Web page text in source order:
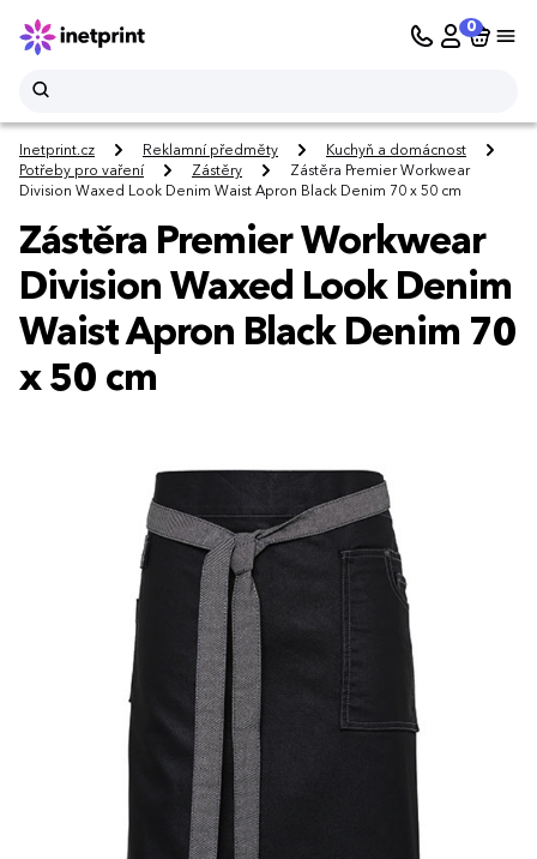
0
Inetprint.cz Reklamní předměty
Kuchyň a domácnost
Potřeby pro vaření
Zástěry
Zástěra Premier Workwear
Division Waxed Look Denim Waist Apron Black Denim 70 x 50 cm
Zástěra Premier Workwear
Division Waxed Look Denim
Waist Apron Black Denim 70
x 50 cm